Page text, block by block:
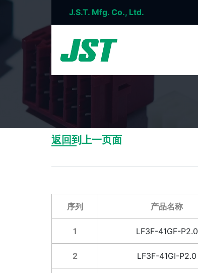
J.S.T. Mfg. Co., Ltd.
返回到上一页面
序列
产品名称
1 LF3F-41GF-P2.0
2 LF3F-41GI-P2.0